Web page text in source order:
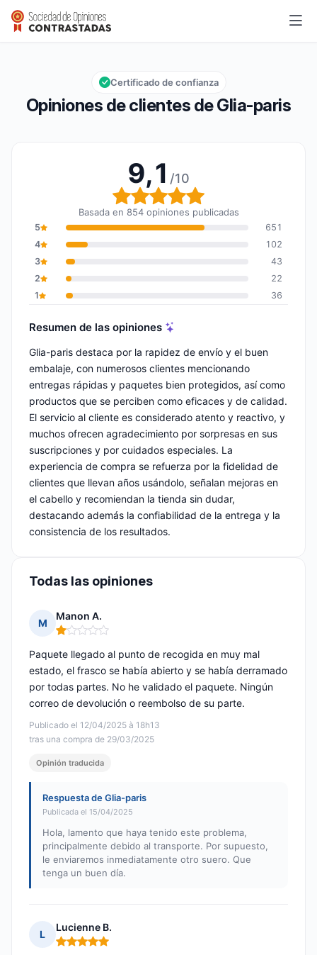
Glia-paris
Calificación global: 9,1 de 10
9,1/10
Opiniones de clientes de Glia-paris
Certificado de confianza
9,1 /10
Calificación global: 9,1
Basada en 854 opiniones publicadas
5
651
4
102
3
43
2
22
1
36
Resumen de las opiniones
Glia-paris destaca por la rapidez de envío y el buen
embalaje, con numerosos clientes mencionando
entregas rápidas y paquetes bien protegidos, así como
productos que se perciben como eficaces y de calidad.
El servicio al cliente es considerado atento y reactivo, y
muchos ofrecen agradecimiento por sorpresas en sus
suscripciones y por cuidados especiales. La
experiencia de compra se refuerza por la fidelidad de
clientes que llevan años usándolo, señalan mejoras en
el cabello y recomiendan la tienda sin dudar,
destacando además la confiabilidad de la entrega y la
consistencia de los resultados.
Todas las opiniones
M
Manon A.
Nota: 1 de 5
Publicado el 12/04/2025 à 18h13
tras una compra de 29/03/2025
Paquete llegado al punto de recogida en muy mal
estado, el frasco se había abierto y se había derramado
por todas partes. No he validado el paquete. Ningún
correo de devolución o reembolso de su parte.
Opinión traducida
Respuesta de Glia-paris
Publicada el 15/04/2025
Hola, lamento que haya tenido este problema,
principalmente debido al transporte. Por supuesto,
le enviaremos inmediatamente otro suero. Que
tenga un buen día.
L
Lucienne B.
Nota: 5 de 5